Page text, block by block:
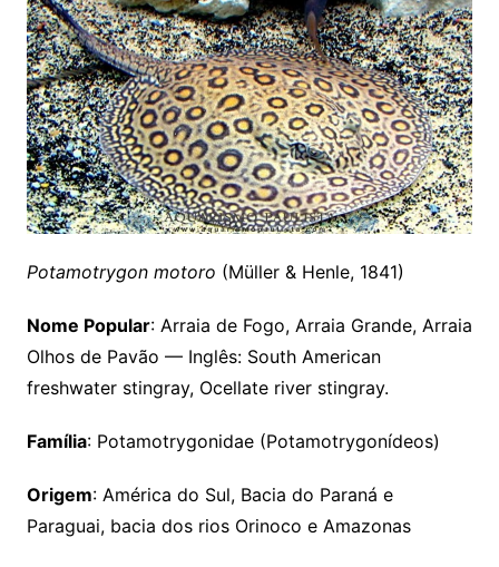
Potamotrygon motoro (Müller & Henle, 1841)
Nome Popular: Arraia de Fogo, Arraia Grande, Arraia
Olhos de Pavão — Inglês: South American
freshwater stingray, Ocellate river stingray.
Família: Potamotrygonidae (Potamotrygonídeos)
Origem: América do Sul, Bacia do Paraná e
Paraguai, bacia dos rios Orinoco e Amazonas